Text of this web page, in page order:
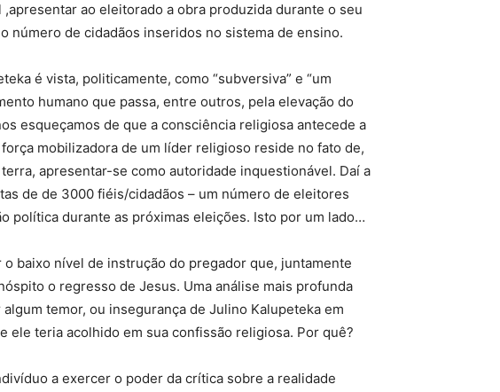
ao eleitorado a obra produzida durante o seu
número de cidadãos inseridos no sistema de ensino.
é vista, politicamente, como “subversiva” e “um
humano que passa, entre outros, pela elevação do
esqueçamos de que a consciência religiosa antecede a
mobilizadora de um líder religioso reside no fato de,
apresentar-se como autoridade inquestionável. Daí a
de de 3000 fiéis/cidadãos – um número de eleitores
política durante as próximas eleições. Isto por um lado…
baixo nível de instrução do pregador que, juntamente
o regresso de Jesus. Uma análise mais profunda
temor, ou insegurança de Julino Kalupeteka em
ele teria acolhido em sua confissão religiosa. Por quê?
a exercer o poder da crítica sobre a realidade